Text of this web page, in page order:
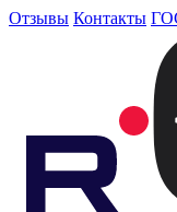
Отзывы Контакты